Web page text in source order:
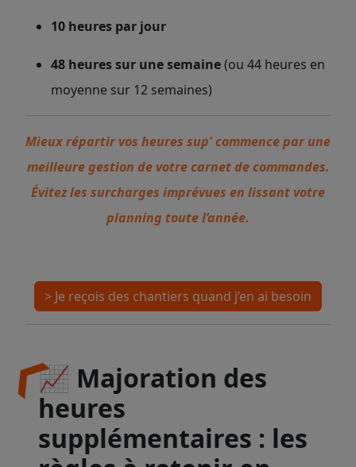
10 heures par jour
48 heures sur une semaine(ou 44 heures en
moyenne sur 12 semaines)
Mieux répartir vos heures sup' commence par une
meilleure gestion de votre carnet de commandes.
Évitez les surcharges imprévues en lissant votre
planning toute l’année.
> Je reçois des chantiers quand j’en ai besoin
📈 Majoration des
heures
supplémentaires : les